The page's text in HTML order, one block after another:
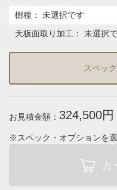
樹種 ：
未選択です
天板面取り加工 ： 未選択
スペッ
お見積金額： 324,500円
※スペック・オプションを